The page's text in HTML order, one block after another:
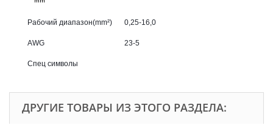
Рабочий диапазон(mm²) 0,25-16,0
AWG 23-5
Спец символы
ДРУГИЕ ТОВАРЫ ИЗ ЭТОГО РАЗДЕЛА: